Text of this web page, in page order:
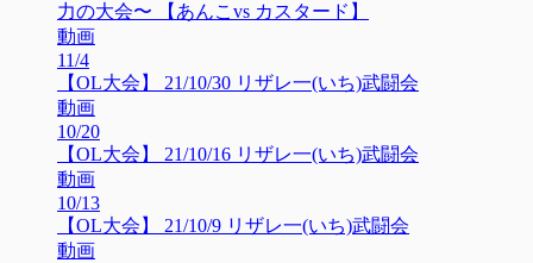
力の大会〜 【あんこvs カスタード】
動画
11/4
【OL大会】 21/10/30 リザレ一(いち)武闘会
動画
10/20
【OL大会】 21/10/16 リザレ一(いち)武闘会
動画
10/13
【OL大会】 21/10/9 リザレ一(いち)武闘会
動画